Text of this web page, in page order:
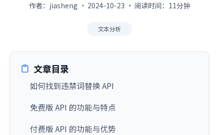
作者：jiasheng · 2024-10-23 · 阅读时间：11分钟
文本分析
文章目录
如何找到违禁词替换 API
免费版 API 的功能与特点
付费版 API 的功能与优势